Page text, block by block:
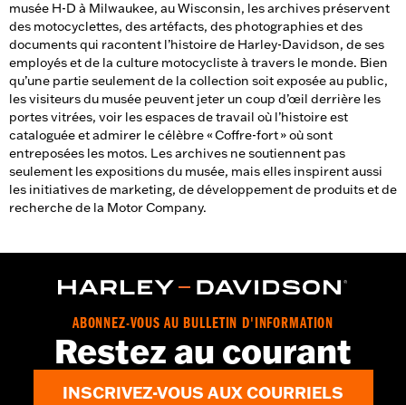
accessible et utile à l’entreprise — ainsi qu’appréciée par les
visiteurs du musée — aujourd’hui et à l’avenir.
musée H-D à Milwaukee, au Wisconsin, les archives préservent
des motocyclettes, des artéfacts, des photographies et des
documents qui racontent l’histoire de Harley-Davidson, de ses
employés et de la culture motocycliste à travers le monde. Bien
qu’une partie seulement de la collection soit exposée au public,
les visiteurs du musée peuvent jeter un coup d’œil derrière les
portes vitrées, voir les espaces de travail où l’histoire est
cataloguée et admirer le célèbre « Coffre-fort » où sont
entreposées les motos. Les archives ne soutiennent pas
seulement les expositions du musée, mais elles inspirent aussi
les initiatives de marketing, de développement de produits et de
recherche de la Motor Company.
ABONNEZ-VOUS AU BULLETIN D'INFORMATION
Restez au courant
INSCRIVEZ-VOUS AUX COURRIELS